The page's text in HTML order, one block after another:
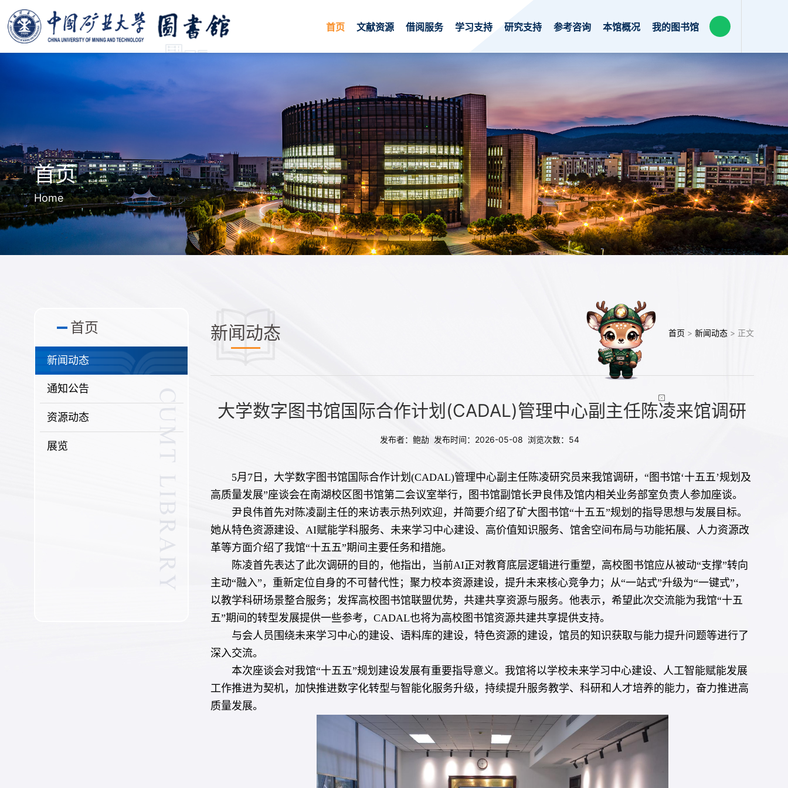
首页 文献资源 借阅服务 学习支持 研究支持 参考咨询 本馆概况 我的图书馆
首页
Home
首页
新闻动态
通知公告
资源动态
展览
新闻动态 首页> 新闻动态> 正文
大学数字图书馆国际合作计划(CADAL)管理中心副主任陈凌来馆调研
发布者：鲍劼 发布时间：2026-05-08 浏览次数： 54
5月7日，大学数字图书馆国际合作计划(CADAL)管理中心副主任陈凌研究员来我馆调研，“图书馆‘十五五’规划及
高质量发展”座谈会在南湖校区图书馆第二会议室举行，图书馆副馆长尹良伟及馆内相关业务部室负责人参加座谈。
尹良伟首先对陈凌副主任的来访表示热列欢迎，并简要介绍了矿大图书馆“十五五”规划的指导思想与发展目标。
她从特色资源建设、AI赋能学科服务、未来学习中心建设、高价值知识服务、馆舍空间布局与功能拓展、人力资源改
革等方面介绍了我馆“十五五”期间主要任务和措施。
陈凌首先表达了此次调研的目的，他指出，当前AI正对教育底层逻辑进行重塑，高校图书馆应从被动“支撑”转向
主动“融入”，重新定位自身的不可替代性；聚力校本资源建设，提升未来核心竞争力；从“一站式”升级为“一键式”，
以教学科研场景整合服务；发挥高校图书馆联盟优势，共建共享资源与服务。他表示，希望此次交流能为我馆“十五
五”期间的转型发展提供一些参考，CADAL也将为高校图书馆资源共建共享提供支持。
与会人员围绕未来学习中心的建设、语料库的建设，特色资源的建设，馆员的知识获取与能力提升问题等进行了
深入交流。
本次座谈会对我馆“十五五”规划建设发展有重要指导意义。我馆将以学校未来学习中心建设、人工智能赋能发展
工作推进为契机，加快推进数字化转型与智能化服务升级，持续提升服务教学、科研和人才培养的能力，奋力推进高
质量发展。